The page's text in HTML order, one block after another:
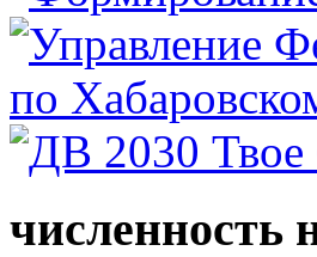
численность